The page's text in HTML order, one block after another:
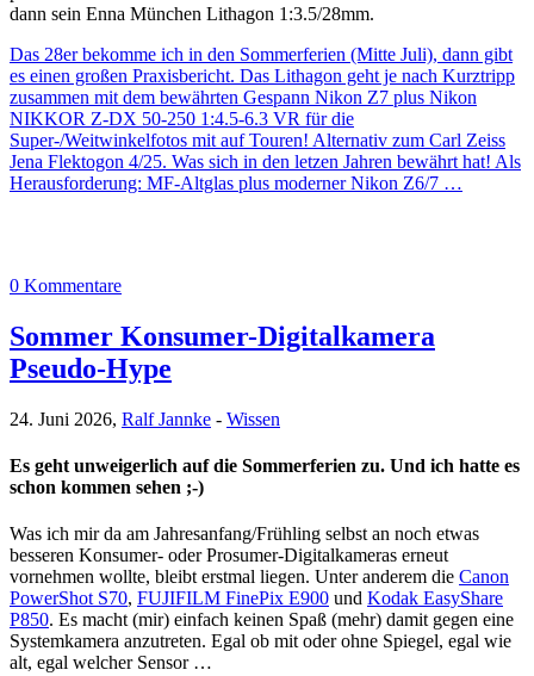
dann sein Enna München Lithagon 1:3.5/28mm.
Das 28er bekomme ich in den Sommerferien (Mitte Juli), dann gibt
es einen großen Praxisbericht. Das Lithagon geht je nach Kurztripp
zusammen mit dem bewährten Gespann Nikon Z7 plus Nikon
NIKKOR Z-DX 50-250 1:4.5-6.3 VR für die
Super-/Weitwinkelfotos mit auf Touren! Alternativ zum Carl Zeiss
Jena Flektogon 4/25. Was sich in den letzen Jahren bewährt hat! Als
Herausforderung: MF-Altglas plus moderner Nikon Z6/7 …
0 Kommentare
Sommer Konsumer-Digitalkamera
Pseudo-Hype
24. Juni 2026, Ralf Jannke - Wissen
Es geht unweigerlich auf die Sommerferien zu. Und ich hatte es
schon kommen sehen ;-)
Was ich mir da am Jahresanfang/Frühling selbst an noch etwas
besseren Konsumer- oder Prosumer-Digitalkameras erneut
vornehmen wollte, bleibt erstmal liegen. Unter anderem die Canon
PowerShot S70, FUJIFILM FinePix E900 und Kodak EasyShare
P850. Es macht (mir) einfach keinen Spaß (mehr) damit gegen eine
Systemkamera anzutreten. Egal ob mit oder ohne Spiegel, egal wie
alt, egal welcher Sensor …